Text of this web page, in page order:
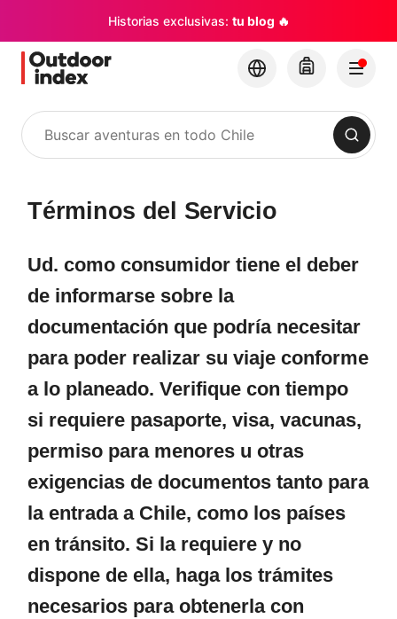
Historias exclusivas: tu blog 🔥
Buscar
Términos del Servicio
Ud. como consumidor tiene el deber
de informarse sobre la
documentación que podría necesitar
para poder realizar su viaje conforme
a lo planeado. Verifique con tiempo
si requiere pasaporte, visa, vacunas,
permiso para menores u otras
exigencias de documentos tanto para
la entrada a Chile, como los países
en tránsito. Si la requiere y no
dispone de ella, haga los trámites
necesarios para obtenerla con